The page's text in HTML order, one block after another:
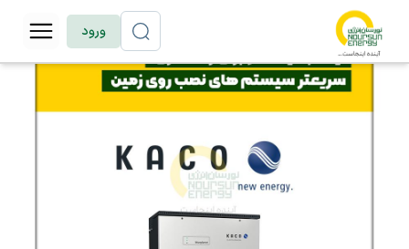
ورود